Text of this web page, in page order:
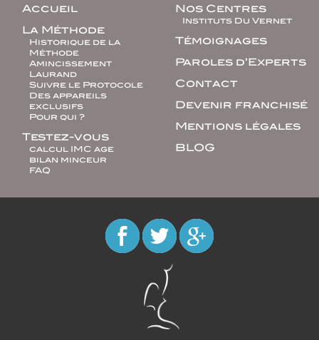
Accueil
La Méthode
Historique de la
Méthode
Amincissement
Laurand
Suivre le Protocole
Des appareils
exclusifs
Pour qui ?
Testez-vous
calcul IMC age
bilan minceur
FAQ
Nos Centres
Instituts Du Vernet
Témoignages
Paroles d’Experts
Contact
Devenir franchisé
Mentions légales
BLOG